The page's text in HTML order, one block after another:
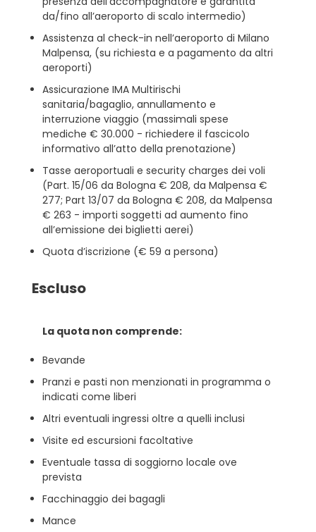
da/fino all’aeroporto di scalo intermedio)
Assistenza al check-in nell’aeroporto di Milano
Malpensa, (su richiesta e a pagamento da altri
aeroporti)
Assicurazione IMA Multirischi
sanitaria/bagaglio, annullamento e
interruzione viaggio (massimali spese
mediche € 30.000 - richiedere il fascicolo
informativo all’atto della prenotazione)
Tasse aeroportuali e security charges dei voli
(Part. 15/06 da Bologna € 208, da Malpensa €
277; Part 13/07 da Bologna € 208, da Malpensa
€ 263 - importi soggetti ad aumento fino
all’emissione dei biglietti aerei)
Quota d’iscrizione (€ 59 a persona)
Escluso
La quota non comprende:
Bevande
Pranzi e pasti non menzionati in programma o
indicati come liberi
Altri eventuali ingressi oltre a quelli inclusi
Visite ed escursioni facoltative
Eventuale tassa di soggiorno locale ove
prevista
Facchinaggio dei bagagli
Mance